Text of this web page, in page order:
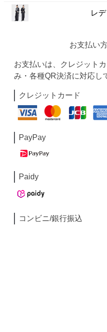
レ
お支払い
お支払いは、クレジット
み・各種QR決済に対応し
クレジットカード
PayPay
Paidy
コンビニ/銀行振込